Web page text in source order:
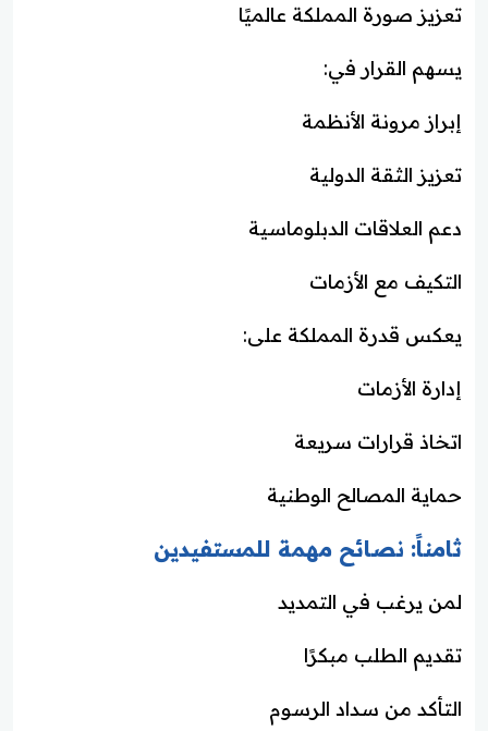
تعزيز صورة المملكة عالميًا
يسهم القرار في:
إبراز مرونة الأنظمة
تعزيز الثقة الدولية
دعم العلاقات الدبلوماسية
التكيف مع الأزمات
يعكس قدرة المملكة على:
إدارة الأزمات
اتخاذ قرارات سريعة
حماية المصالح الوطنية
ثامناً: نصائح مهمة للمستفيدين
لمن يرغب في التمديد
تقديم الطلب مبكرًا
التأكد من سداد الرسوم